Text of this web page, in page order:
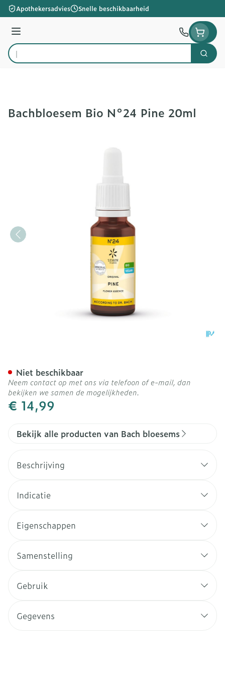
Ga naar de inhoud
Apothekersadvies Snelle beschikbaarheid
Menu
Product, merk, categorie...
Zoek
Bachbloesem Bio N°24 Pine 20ml
€ 14,99
Niet beschikbaar
Neem contact op met ons via telefoon of e-mail, dan
bekijken we samen de mogelijkheden.
Bekijk alle producten van Bach bloesems
Beschrijving
Indicatie
Eigenschappen
Samenstelling
Gebruik
Gegevens